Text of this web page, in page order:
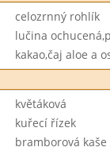
celozrnný rohlík
lučina
kakao,čaj aloe a
květáková
kuřecí řízek
bramborová kaše